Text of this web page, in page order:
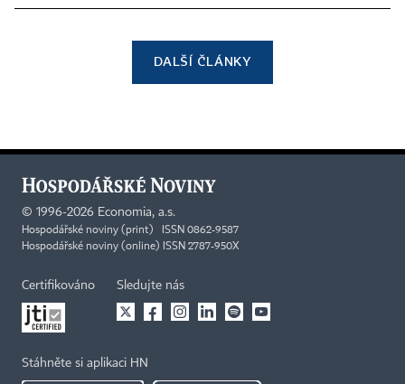
DALŠÍ ČLÁNKY
© 1996-2026 Economia, a.s.
Hospodářské noviny (print) ISSN 0862-9587
Hospodářské noviny (online) ISSN 2787-950X
Certifikováno Sledujte nás
Stáhněte si aplikaci HN